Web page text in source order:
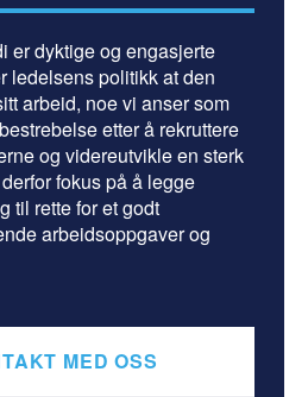
er dyktige og engasjerte
ledelsens politikk at den
arbeid, noe vi anser som
etter å rekruttere
og videreutvikle en sterk
fokus på å legge
til rette for et godt
arbeidsoppgaver og
MED OSS